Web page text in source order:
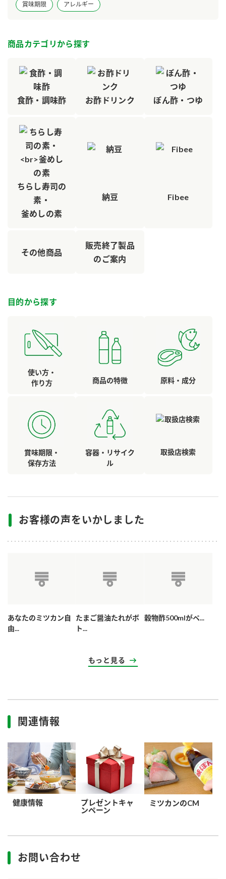
人気商品 ＋ おすすめレシピ
賞味期限 アレルギー
商品カテゴリから探す
食酢・調味酢 お酢ドリンク ぽん酢・つゆ
ちらし寿司の
素・
釜めしの素
納豆 Fibee
その他商品
販売終了製品
のご案内
目的から探す
使い方・
作り方
商品の特徴 原料・成分
賞味期限・
保存方法
容器・リサイク
ル
取扱店検索
お客様の声をいかしました
もっと見る
あなたのミツカン自
由...
たまご醤油たれがボ
ト...
穀物酢500mlがペ...
関連情報
健康情報
プレゼントキャ
ンペーン
ミツカンのCM
お問い合わせ